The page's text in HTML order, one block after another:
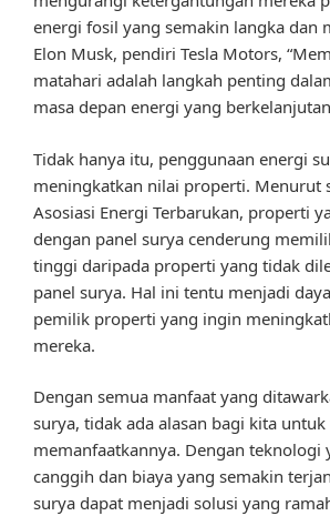
energi fosil yang semakin langka dan
Elon Musk, pendiri Tesla Motors,
matahari adalah langkah penting
masa depan energi yang
Tidak hanya itu, penggunaan energi
meningkatkan nilai properti. Menurut
Asosiasi Energi Terbarukan, properti
dengan panel surya cenderung
tinggi daripada properti yang tidak
panel surya. Hal ini tentu menjadi
pemilik properti yang ingin
mereka.
Dengan semua manfaat yang
surya, tidak ada alasan bagi kita
memanfaatkannya. Dengan teknologi
canggih dan biaya yang semakin
surya dapat menjadi solusi yang